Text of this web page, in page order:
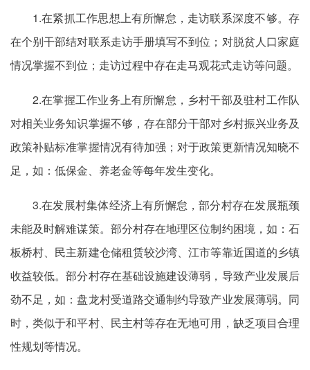
1.在紧抓工作思想上有所懈怠，走访联系深度不够。存
在个别干部结对联系走访手册填写不到位；对脱贫人口家庭
情况掌握不到位；走访过程中存在走马观花式走访等问题。
2.在掌握工作业务上有所懈怠，乡村干部及驻村工作队
对相关业务知识掌握不够，存在部分干部对乡村振兴业务及
政策补贴标准掌握情况有待加强；对于政策更新情况知晓不
足，如：低保金、养老金等每年发生变化。
3.在发展村集体经济上有所懈怠，部分村存在发展瓶颈
未能及时解难谋策。部分村存在地理区位制约困境，如：石
板桥村、民主新建仓储租赁较沙湾、江市等靠近国道的乡镇
收益较低。部分村存在基础设施建设薄弱，导致产业发展后
劲不足，如：盘龙村受道路交通制约导致产业发展薄弱。同
时，类似于和平村、民主村等存在无地可用，缺乏项目合理
性规划等情况。